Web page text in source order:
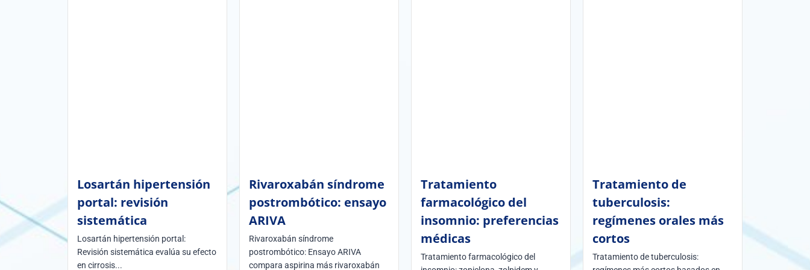
Losartán hipertensión
portal: revisión
sistemática
Losartán hipertensión portal:
Revisión sistemática evalúa su efecto
en cirrosis...
Rivaroxabán síndrome
postrombótico: ensayo
ARIVA
Rivaroxabán síndrome
postrombótico: Ensayo ARIVA
compara aspirina más rivaroxabán
Tratamiento
farmacológico del
insomnio: preferencias
médicas
Tratamiento farmacológico del
Tratamiento de
tuberculosis:
regímenes orales más
cortos
Tratamiento de tuberculosis: